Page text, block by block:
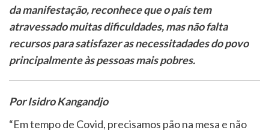
da manifestação, reconhece que o país tem
atravessado muitas dificuldades, mas não falta
recursos para satisfazer as necessitadades do povo
principalmente às pessoas mais pobres.
Por Isidro Kangandjo
“Em tempo de Covid, precisamos pão na mesa e não